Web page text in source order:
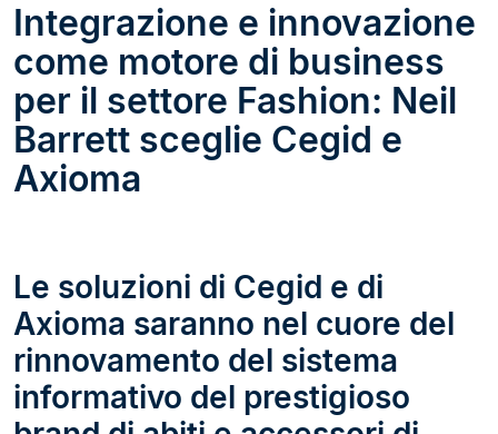
Integrazione e innovazione
come motore di business
per il settore Fashion: Neil
Barrett sceglie Cegid e
Axioma
Le soluzioni di Cegid e di
Axioma saranno nel cuore del
rinnovamento del sistema
informativo del prestigioso